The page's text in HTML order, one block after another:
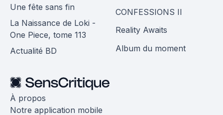
Une fête sans fin
La Naissance de Loki -
One Piece, tome 113
Actualité BD
CONFESSIONS II
Reality Awaits
Album du moment
À propos
Notre application mobile